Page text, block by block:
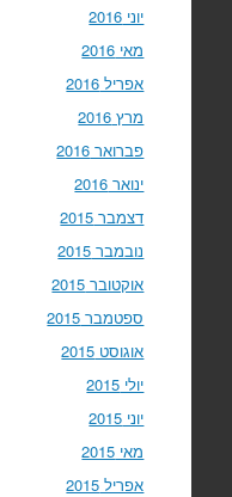
יוני 2016
מאי 2016
אפריל 2016
מרץ 2016
פברואר 2016
ינואר 2016
דצמבר 2015
נובמבר 2015
אוקטובר 2015
ספטמבר 2015
אוגוסט 2015
יולי 2015
יוני 2015
מאי 2015
אפריל 2015